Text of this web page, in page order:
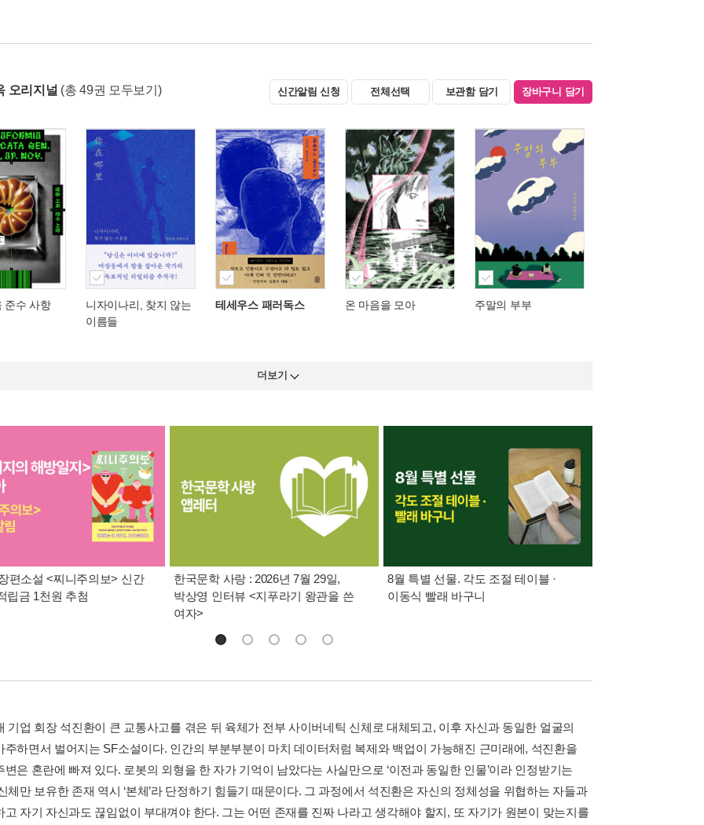
오리지널 (총 49권 모두보기) 신간알림 신청 전체선택 보관함 담기 장바구니 담기
준수 사항
니자이나리, 찾지 않는
이름들
테세우스 패러독스 온 마음을 모아 주말의 부부
더보기
편소설 <찌니주의보> 신간
립금 1천원 추첨
한국문학 사랑 : 2026년 7월 29일,
박상영 인터뷰 <지푸라기 왕관을 쓴
여자>
8월 특별 선물. 각도 조절 테이블 ·
이동식 빨래 바구니
기업 회장 석진환이 큰 교통사고를 겪은 뒤 육체가 전부 사이버네틱 신체로 대체되고, 이후 자신과 동일한 얼굴의
주하면서 벌어지는 SF소설이다. 인간의 부분부분이 마치 데이터처럼 복제와 백업이 가능해진 근미래에, 석진환을
변은 혼란에 빠져 있다. 로봇의 외형을 한 자가 기억이 남았다는 사실만으로 ‘이전과 동일한 인물’이라 인정받기는
체만 보유한 존재 역시 ‘본체’라 단정하기 힘들기 때문이다. 그 과정에서 석진환은 자신의 정체성을 위협하는 자들과
고 자기 자신과도 끊임없이 부대껴야 한다. 그는 어떤 존재를 진짜 나라고 생각해야 할지, 또 자기가 원본이 맞는지를